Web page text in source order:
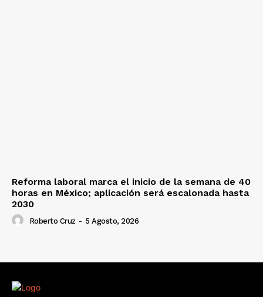
Reforma laboral marca el inicio de la semana de 40
horas en México; aplicación será escalonada hasta
2030
Roberto Cruz - 5 Agosto, 2026